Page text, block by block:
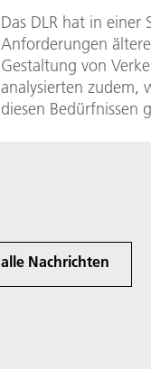
Das DLR hat in
Anforderungen
Gestaltung von
analysierten zudem,
diesen Bedürfnissen
alle Nachrichten